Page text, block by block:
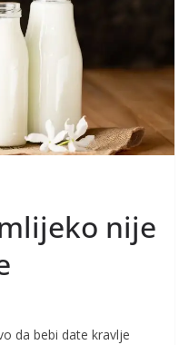
nije
da bebi date kravlje